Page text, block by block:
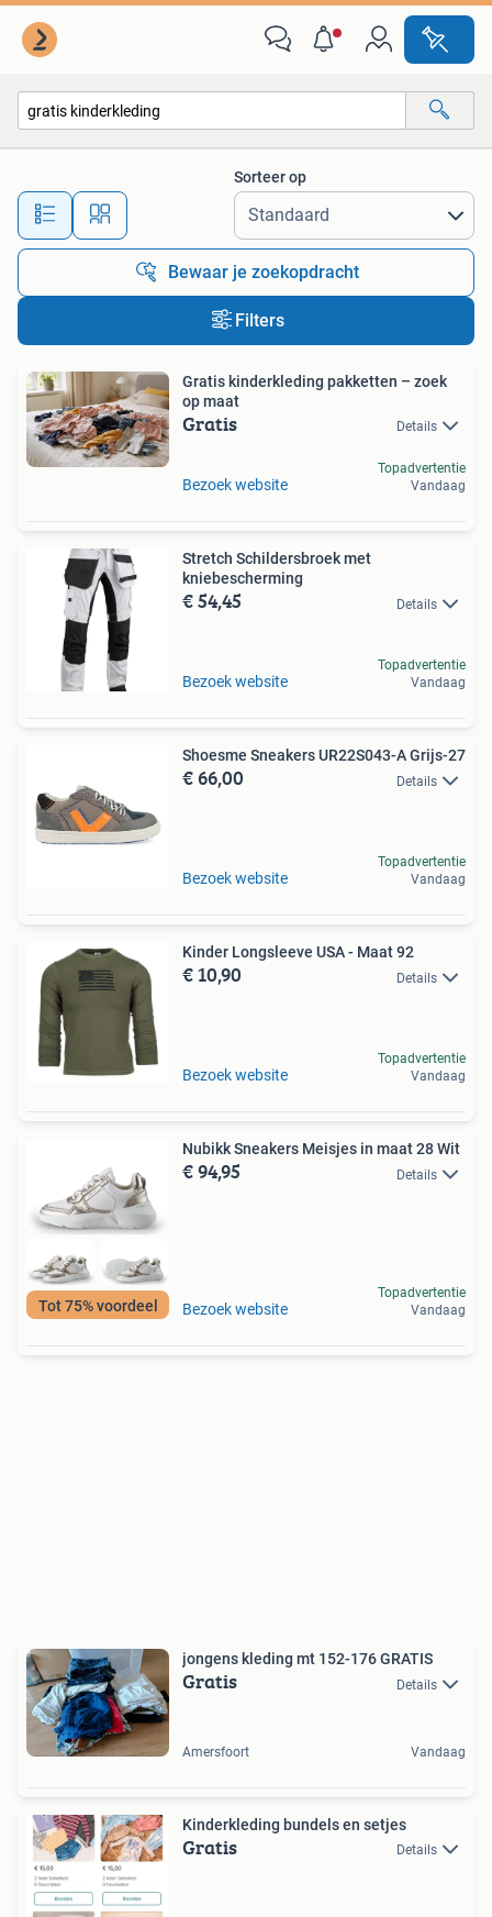
Alle afstanden…
Sorteer op
Bewaar je zoekopdracht
Filters
Gratis kinderkleding pakketten – zoek
op maat
Gratis Details
Bezoek website
Topadvertentie
Vandaag
Stretch Schildersbroek met
kniebescherming
€ 54,45 Details
Bezoek website
Topadvertentie
Vandaag
Shoesme Sneakers UR22S043-A Grijs-27
€ 66,00 Details
Bezoek website
Topadvertentie
Vandaag
Kinder Longsleeve USA - Maat 92
€ 10,90 Details
Bezoek website
Topadvertentie
Vandaag
Tot 75% voordeel
Nubikk Sneakers Meisjes in maat 28 Wit
€ 94,95 Details
Bezoek website
Topadvertentie
Vandaag
jongens kleding mt 152-176 GRATIS
Gratis Details
Amersfoort Vandaag
Kinderkleding bundels en setjes
Gratis Details